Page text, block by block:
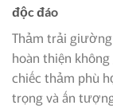
độc đáo
Thảm trải
hoàn thiện
chiếc thảm phù
trọng và ấn